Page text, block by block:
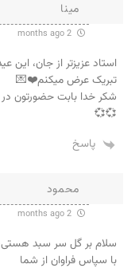
مینا
استاد عزیزتر از جان،
تبریک عرض میکنم❤️💌
شکر خدا بابت حضورتون
💞💞
پاسخ
محمود
سلام بر گل سر سبد
با سپاس فراوان از شما